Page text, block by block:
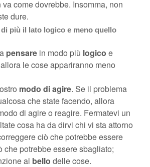
come dovrebbe. Insomma, non
dure.
di più il lato logico e meno quello
pensare in modo più logico e
le cose appariranno meno
modo di agire. Se il problema
che state facendo, allora
di agire o reagire. Fermatevi un
cosa ha da dirvi chi vi sta attorno
ciò che potrebbe essere
che potrebbe essere sbagliato;
al bello delle cose.